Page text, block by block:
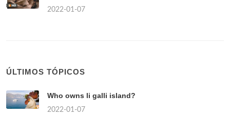
2022-01-07
ÚLTIMOS TÓPICOS
Who owns li galli island?
2022-01-07